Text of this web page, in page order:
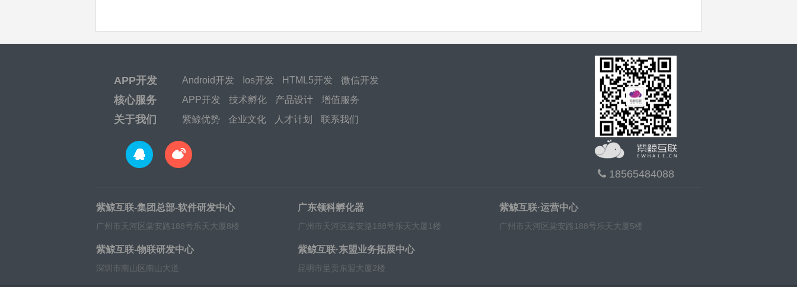
APP开发 Android开发 Ios开发 HTML5开发 微信开发
核心服务 APP开发 技术孵化 产品设计 增值服务
关于我们 紫鲸优势 企业文化 人才计划 联系我们
18565484088
紫鲸互联-集团总部-软件研发中心
广州市天河区棠安路188号乐天大厦8楼
广东领科孵化器
广州市天河区棠安路188号乐天大厦1楼
紫鲸互联·运营中心
广州市天河区棠安路188号乐天大厦5楼
紫鲸互联-物联研发中心
深圳市南山区南山大道
紫鲸互联·东盟业务拓展中心
昆明市呈贡东盟大厦2楼